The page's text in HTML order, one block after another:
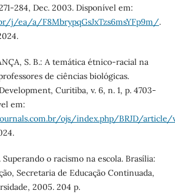
284, Dec. 2003. Disponível em:
j/ea/a/F8MbrypqGsJxTzs6msYFp9m/.
S. B.: A temática étnico-racial na
de ciências biológicas.
Curitiba, v. 6, n. 1, p. 4703-
em:
ojs/index.php/BRJD/
o racismo na escola. Brasília:
Secretaria de Educação Continuada,
2005. 204 p.